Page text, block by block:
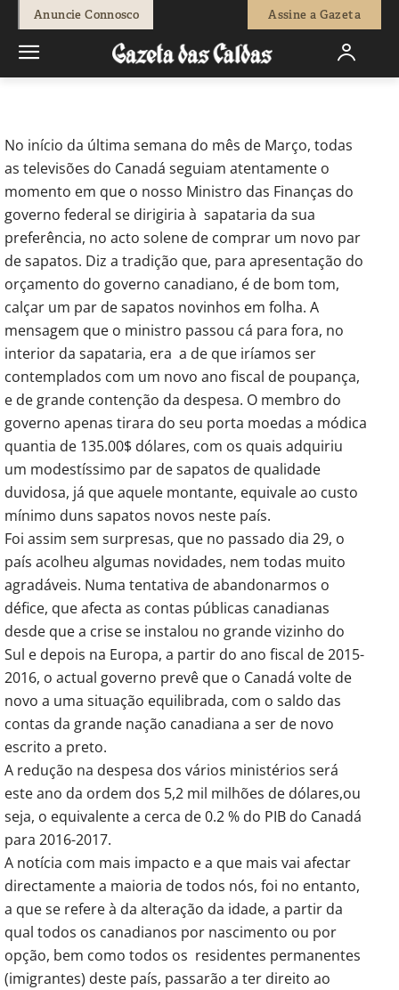
Anuncie Connosco Assine a Gazeta
Redação - 5 de Abril, 2012 0
No início da última semana do mês de Março, todas
as televisões do Canadá seguiam atentamente o
momento em que o nosso Ministro das Finanças do
governo federal se dirigiria à sapataria da sua
preferência, no acto solene de comprar um novo par
de sapatos. Diz a tradição que, para apresentação do
orçamento do governo canadiano, é de bom tom,
calçar um par de sapatos novinhos em folha. A
mensagem que o ministro passou cá para fora, no
interior da sapataria, era a de que iríamos ser
contemplados com um novo ano fiscal de poupança,
e de grande contenção da despesa. O membro do
governo apenas tirara do seu porta moedas a módica
quantia de 135.00$ dólares, com os quais adquiriu
um modestíssimo par de sapatos de qualidade
duvidosa, já que aquele montante, equivale ao custo
mínimo duns sapatos novos neste país.
Foi assim sem surpresas, que no passado dia 29, o
país acolheu algumas novidades, nem todas muito
agradáveis. Numa tentativa de abandonarmos o
défice, que afecta as contas públicas canadianas
desde que a crise se instalou no grande vizinho do
Sul e depois na Europa, a partir do ano fiscal de 2015-
2016, o actual governo prevê que o Canadá volte de
novo a uma situação equilibrada, com o saldo das
contas da grande nação canadiana a ser de novo
escrito a preto.
A redução na despesa dos vários ministérios será
este ano da ordem dos 5,2 mil milhões de dólares,ou
seja, o equivalente a cerca de 0.2 % do PIB do Canadá
para 2016-2017.
A notícia com mais impacto e a que mais vai afectar
directamente a maioria de todos nós, foi no entanto,
a que se refere à da alteração da idade, a partir da
qual todos os canadianos por nascimento ou por
opção, bem como todos os residentes permanentes
(imigrantes) deste país, passarão a ter direito ao